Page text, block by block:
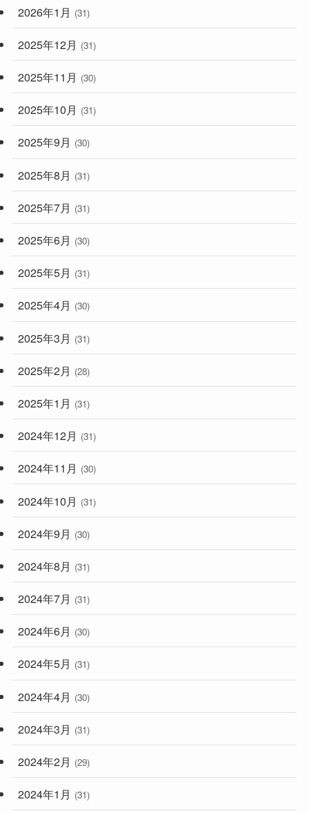
2026年1月 (31)
2025年12月 (31)
2025年11月 (30)
2025年10月 (31)
2025年9月 (30)
2025年8月 (31)
2025年7月 (31)
2025年6月 (30)
2025年5月 (31)
2025年4月 (30)
2025年3月 (31)
2025年2月 (28)
2025年1月 (31)
2024年12月 (31)
2024年11月 (30)
2024年10月 (31)
2024年9月 (30)
2024年8月 (31)
2024年7月 (31)
2024年6月 (30)
2024年5月 (31)
2024年4月 (30)
2024年3月 (31)
2024年2月 (29)
2024年1月 (31)